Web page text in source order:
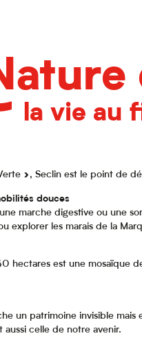
la vie au
», Seclin est le point de
douces
marche digestive ou une
explorer les marais de la
hectares est une mosaïque
un patrimoine invisible
celle de notre avenir.